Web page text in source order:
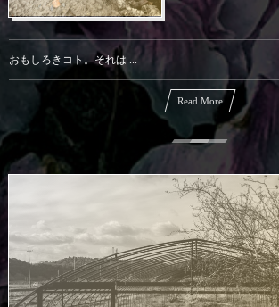
おもしろきコト。それは ...
Read More